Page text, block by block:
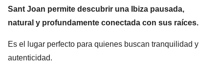
Sant Joan permite descubrir una Ibiza pausada,
natural y profundamente conectada con sus raíces.
Es el lugar perfecto para quienes buscan tranquilidad y
autenticidad.